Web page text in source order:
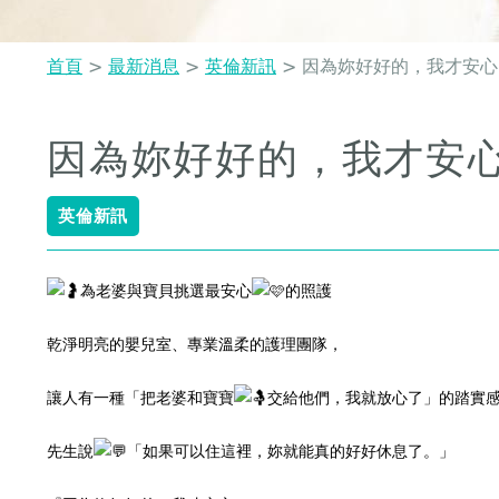
首頁 > 最新消息 > 英倫新訊 > 因為妳好好的，我才安心
Back
to
top
因為妳好好的，我才安
英倫新訊
為老婆與寶貝挑選最安心 的照護
乾淨明亮的嬰兒室、專業溫柔的護理團隊，
讓人有一種「把老婆和寶寶 交給他們，我就放心了」的踏實
先生說 「如果可以住這裡，妳就能真的好好休息了。」